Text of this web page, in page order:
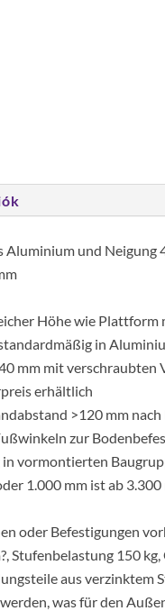
und Neigung
Höhe wie
in
mm mit
erhältlich
>120 mm
zur
vormontierten
1.000 mm ist ab
oder Befestigungen
Stufenbelastung 150
aus verzinktem
was für den